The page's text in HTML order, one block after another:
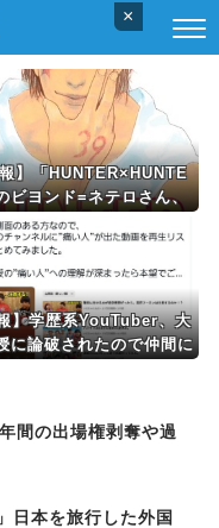
×
】「HUNTER×HUNTE
ビヨンド=ネテロさん、
ってた奴と違う・・・
】学歴系YouTuber、大
に論破されたので仲間に
間の出場権剥奪や過
日本を旅行した外国